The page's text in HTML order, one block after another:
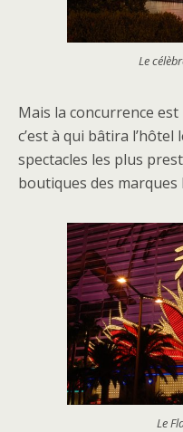
Le
Mais la concurrence
c’est à qui bâtira
spectacles les plus
boutiques des marques
Le